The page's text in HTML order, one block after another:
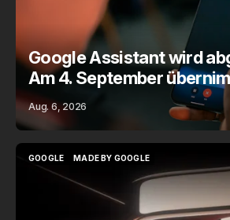
Google Assistant wird
Am 4. September
Aug. 6, 2026
GOOGLE
GOOGLE
MADE BY GOOGLE